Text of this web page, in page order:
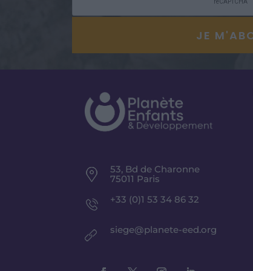
53, Bd de Charonne
75011 Paris
+33 (0)1 53 34 86 32
siege@planete-eed.org